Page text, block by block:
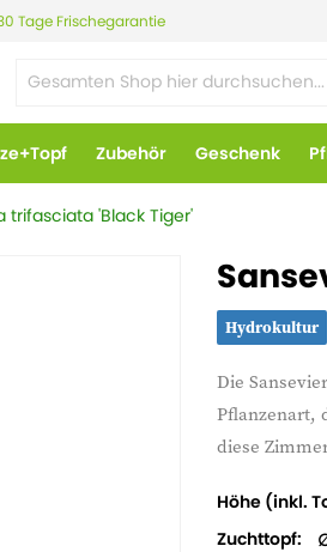
Tage Frischegarantie
Zubehör Geschenk
trifasciata 'Black Tiger'
Hydrokultur
Die
Pflanzenart,
diese
Höhe (inkl.
Zuchttopf